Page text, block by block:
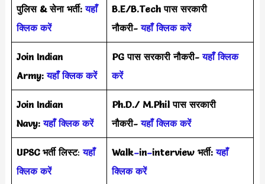
पुलिस & सेना भर्ती: यहाँ
क्लिक करें
B.E/B.Tech पास सरकारी
नौकरी- यहाँ क्लिक करें
Join Indian
Army:यहाँ क्लिक करें
PG पास सरकारी नौकरी- यहाँ क्लिक
करें
Join Indian
Navy:यहाँ क्लिक करें
Ph.D./ M.Phil पास सरकारी
नौकरी- यहाँ क्लिक करें
UPSC भर्ती लिस्ट:यहाँ
क्लिक करें
Walk–in–interview भर्ती:यहाँ
क्लिक करें